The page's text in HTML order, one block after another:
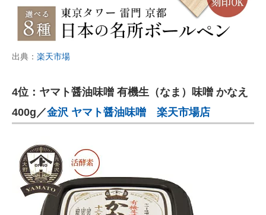
出典： 楽天市場
4位：ヤマト醤油味噌 有機生（なま）味噌 かなえ
400g／金沢 ヤマト醤油味噌 楽天市場店